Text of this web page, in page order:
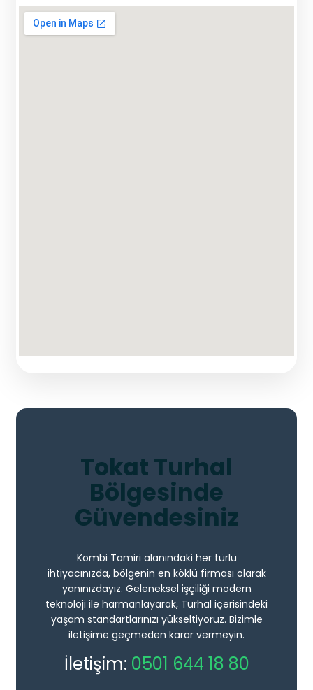
Tokat Turhal
Bölgesinde
Güvendesiniz
Kombi Tamiri alanındaki her türlü
ihtiyacınızda, bölgenin en köklü firması olarak
yanınızdayız. Geleneksel işçiliği modern
teknoloji ile harmanlayarak, Turhal içerisindeki
yaşam standartlarınızı yükseltiyoruz. Bizimle
iletişime geçmeden karar vermeyin.
İletişim: 0501 644 18 80